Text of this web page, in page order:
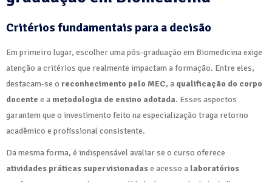
Critérios fundamentais para a decisão
Em primeiro lugar, escolher uma pós-graduação em Biomedicina exige
atenção a critérios que realmente impactam a formação. Entre eles,
destacam-se o reconhecimento pelo MEC, a qualificação do corpo
docente e a metodologia de ensino adotada. Esses aspectos
garantem que o investimento feito na especialização traga retorno
acadêmico e profissional consistente.
Da mesma forma, é indispensável avaliar se o curso oferece
atividades práticas supervisionadase acesso a laboratórios